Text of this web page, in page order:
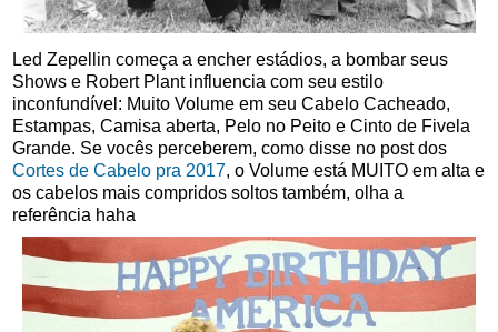
Led Zepellin começa a encher estádios, a bombar seus
Shows e Robert Plant influencia com seu estilo
inconfundível: Muito Volume em seu Cabelo Cacheado,
Estampas, Camisa aberta, Pelo no Peito e Cinto de Fivela
Grande. Se vocês perceberem, como disse no post dos
Cortes de Cabelo pra 2017, o Volume está MUITO em alta e
os cabelos mais compridos soltos também, olha a
referência haha